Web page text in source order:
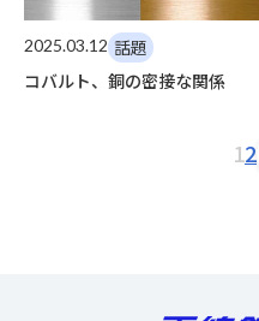
2025.03.12 話題
コバルト、銅の密接な関係
12